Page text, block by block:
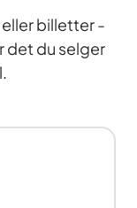
billetter -
det du selger